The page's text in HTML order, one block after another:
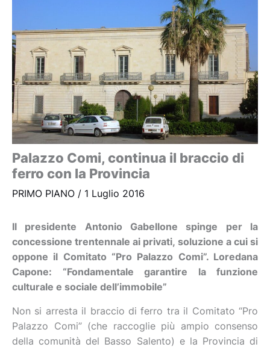
Palazzo Comi, continua il braccio di
ferro con la Provincia
PRIMO PIANO / 1 Luglio 2016
Il presidente Antonio Gabellone spinge per la
concessione trentennale ai privati, soluzione a cui si
oppone il Comitato “Pro Palazzo Comi”. Loredana
Capone: “Fondamentale garantire la funzione
culturale e sociale dell’immobile”
Non si arresta il braccio di ferro tra il Comitato “Pro
Palazzo Comi” (che raccoglie più ampio consenso
della comunità del Basso Salento) e la Provincia di